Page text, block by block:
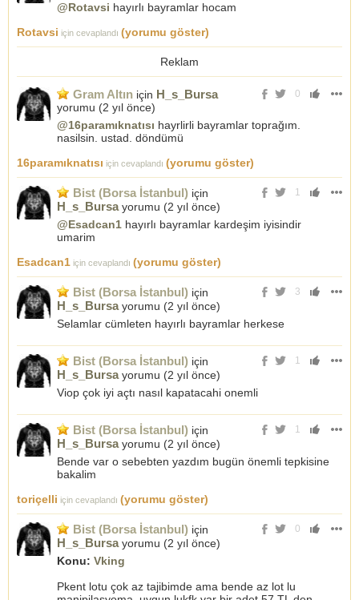
@Rotavsi hayırlı bayramlar hocam
Rotavsi için cevaplandı (yorumu göster)
Reklam
0
Gram Altın için H_s_Bursa
yorumu (2 yıl önce)
@16paramıknatısı hayrlirli bayramlar toprağım.
nasilsin. ustad. döndümü
16paramıknatısı için cevaplandı (yorumu göster)
1
Bist (Borsa İstanbul) için
H_s_Bursayorumu (2 yıl önce)
@Esadcan1 hayırlı bayramlar kardeşim iyisindir
umarim
Esadcan1 için cevaplandı (yorumu göster)
3
Bist (Borsa İstanbul) için
H_s_Bursayorumu (2 yıl önce)
Selamlar cümleten hayırlı bayramlar herkese
1
Bist (Borsa İstanbul) için
H_s_Bursayorumu (2 yıl önce)
Viop çok iyi açtı nasıl kapatacahi onemli
1
Bist (Borsa İstanbul) için
H_s_Bursayorumu (2 yıl önce)
Bende var o sebebten yazdım bugün önemli tepkisine
bakalim
toriçelli için cevaplandı (yorumu göster)
0
Bist (Borsa İstanbul) için
H_s_Bursayorumu (2 yıl önce)
Konu: Vking
Pkent lotu çok az tajibimde ama bende az lot lu